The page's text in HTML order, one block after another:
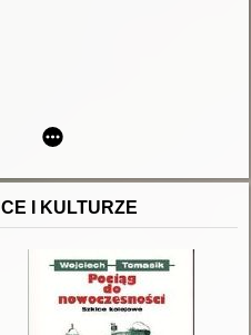
I KULTURZE